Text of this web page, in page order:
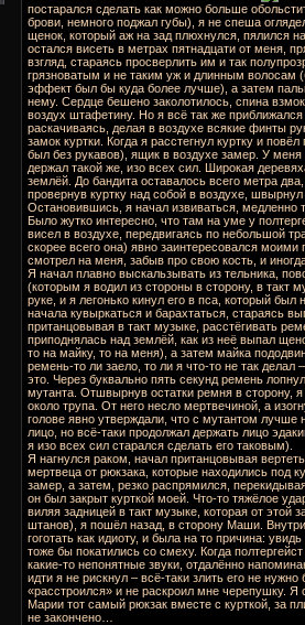
постарался сделать как можно больше
брови, немного поджал губы), я не спеша
щенок, который аж на зад плюхнулся, пялился
остался висеть в метрах пятнадцати от меня,
взгляд, стараясь просверлить им и так
грязноватым и не таким уж и длинным волосам
эффект был бы куда более лучше), а затем
нему. Сердце бешено заколотилось, спина
воздух штафетину. Но я всё так же
раскачиваясь, делая в воздухе всякие финты
замок куртки. Когда я расстегнул куртку и
был без рукавов), ящик в воздухе замер. У
держал такой же, изо всех сил. Широкая
землёй. До бандита оставалось всего метра
провернув куртку над собой в воздухе,
Остановившись, я начал извиваться, медленно
Было жутко интересно, что там на уме у
висел в воздухе, передвигаясь по небольшой
скорее всего она) явно заинтересовался
смотрел на меня, забыв про свою кость, и иногда
Я начал плавно выскальзывать из тельника,
(которым я водил из стороны в сторону, в такт
руке, и я легонько кинул его в пса, который был
начала кувыркаться и барахтаться, стараясь
пританцовывая в такт музыке, расстёгивать
приподнялась над землёй, как из неё выпал
то на майку, то на меня), а затем майка
ремень-то ли заело, то ли я что-то не так делал
это. Через буквально пять секунд ремень
мутанта. Отшвырнув остатки ремня в сторону,
около трупа. От него несло мертвечиной, а
голове явно утверждали, что с мутантом лучше
лицо, но всё-таки продолжал держать лицо
я изо всех сил старался сделать его таковым).
Я нагнулся раком, начал пританцовывая
мертвеца от рюкзака, которые находились под
замер, а затем, резко распрямился,
он был закрыт курткой моей. Что-то тяжёлое
виляя задницей в такт музыке, которая от
штанов), я пошёл назад, в сторону Маши.
гоготать как идиоту, и была на то причина:
тоже бы покатились со смеху. Когда
какие-то непонятные звуки, отдалённо
идти я не рискнул – всё-таки злить его не
«расстроился» и не раскроил мне черепушку.
Марии тот самый рюкзак вместе с курткой, за
не закончено…